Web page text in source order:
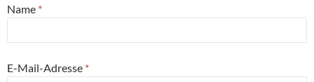
Name *
E-Mail-Adresse *